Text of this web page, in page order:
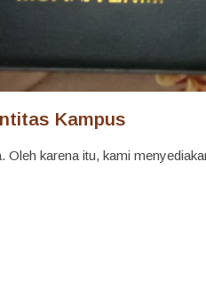
Kampus
karena itu, kami